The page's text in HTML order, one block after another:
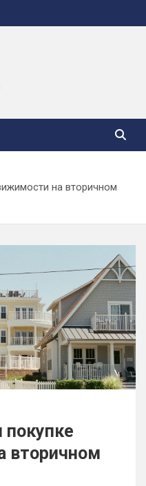
на вторичном
вторичном